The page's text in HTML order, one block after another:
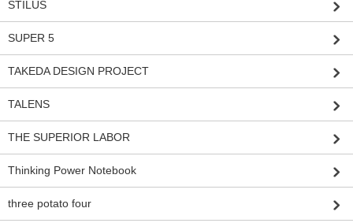
STILUS
SUPER 5
TAKEDA DESIGN PROJECT
TALENS
THE SUPERIOR LABOR
Thinking Power Notebook
three potato four